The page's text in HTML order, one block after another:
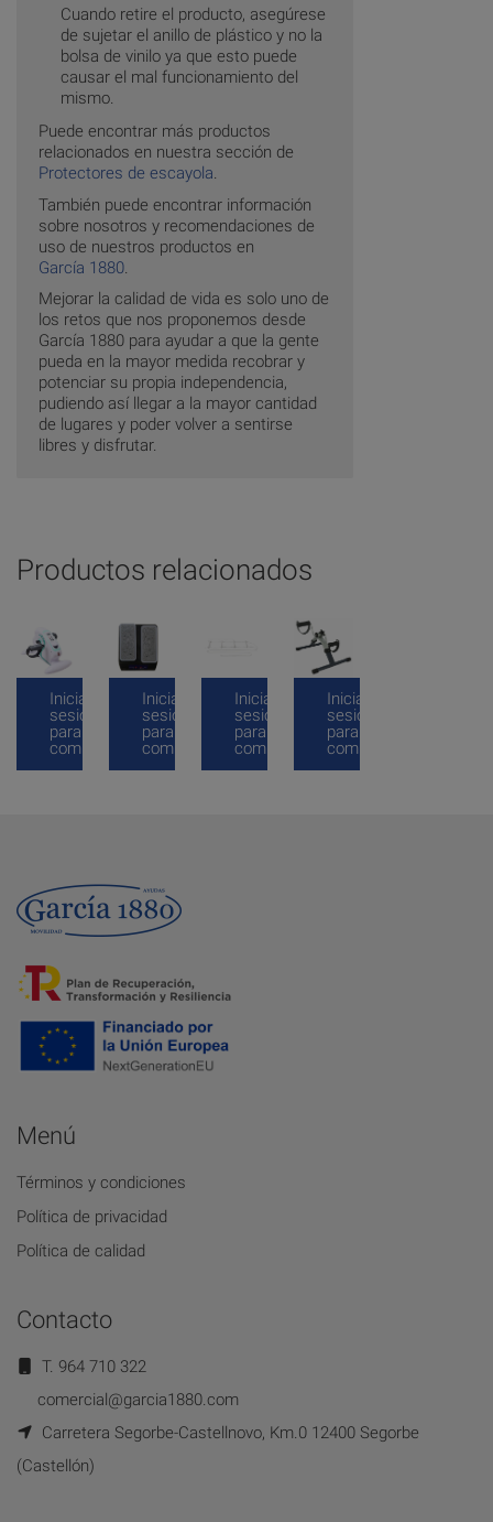
Cuando retire el producto, asegúrese
de sujetar el anillo de plástico y no la
bolsa de vinilo ya que esto puede
causar el mal funcionamiento del
mismo.
Puede encontrar más productos
relacionados en nuestra sección de
Protectores de escayola.
También puede encontrar información
sobre nosotros y recomendaciones de
uso de nuestros productos en
García 1880
Mejorar la calidad de vida es solo uno de
los retos que nos proponemos desde
García 1880 para ayudar a que la gente
pueda en la mayor medida recobrar y
potenciar su propia independencia,
pudiendo así llegar a la mayor cantidad
de lugares y poder volver a sentirse
libres y disfrutar.
Productos relacionados
Inicia
sesión
para
comprar
Inicia
sesión
para
comprar
Inicia
sesión
para
comprar
Inicia
sesión
para
comprar
Menú
Términos y condiciones
Política de privacidad
Política de calidad
Contacto
T. 964 710 322
comercial@garcia1880.com
Carretera Segorbe-Castellnovo, Km.0 12400 Segorbe
(Castellón)